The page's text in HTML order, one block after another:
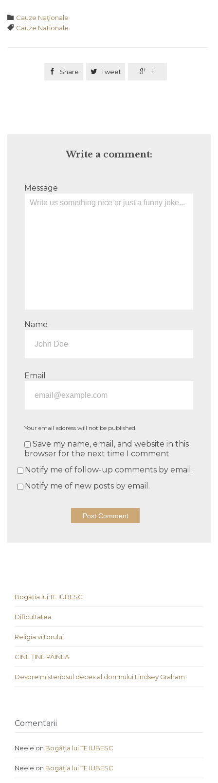
 Category
Cauze Naţionale
 Tags
Cauze Nationale
 Share  Tweet  +1
Write a comment:
Message
Name
Email
Your email address will not be published.
Save my name, email, and website in this
browser for the next time I comment.
Notify me of follow-up comments by email.
Notify me of new posts by email.
Bogăția lui TE IUBESC
Dificultatea
Religia viitorului
CINE ȚINE PÂINEA
Despre misteriosul deces al domnului Lindsey Graham
Comentarii
Neele on Bogăția lui TE IUBESC
Neele on Bogăția lui TE IUBESC